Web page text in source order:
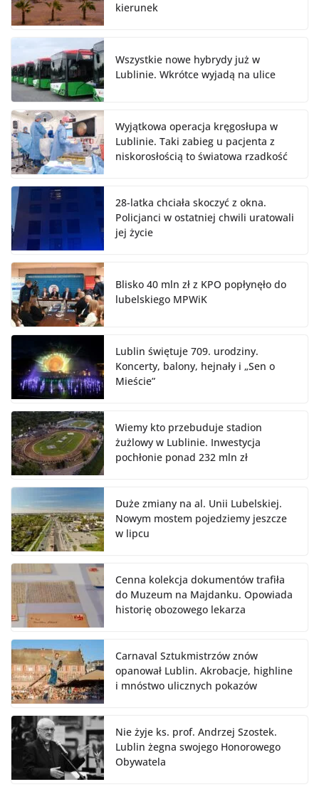
kierunek
Wszystkie nowe hybrydy już w
Lublinie. Wkrótce wyjadą na ulice
Wyjątkowa operacja kręgosłupa w
Lublinie. Taki zabieg u pacjenta z
niskorosłością to światowa rzadkość
28-latka chciała skoczyć z okna.
Policjanci w ostatniej chwili uratowali
jej życie
Blisko 40 mln zł z KPO popłynęło do
lubelskiego MPWiK
Lublin świętuje 709. urodziny.
Koncerty, balony, hejnały i „Sen o
Mieście”
Wiemy kto przebuduje stadion
żużlowy w Lublinie. Inwestycja
pochłonie ponad 232 mln zł
Duże zmiany na al. Unii Lubelskiej.
Nowym mostem pojedziemy jeszcze
w lipcu
Cenna kolekcja dokumentów trafiła
do Muzeum na Majdanku. Opowiada
historię obozowego lekarza
Carnaval Sztukmistrzów znów
opanował Lublin. Akrobacje, highline
i mnóstwo ulicznych pokazów
Nie żyje ks. prof. Andrzej Szostek.
Lublin żegna swojego Honorowego
Obywatela